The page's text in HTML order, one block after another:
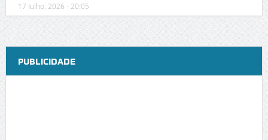
17 Julho, 2026 - 20:05
PUBLICIDADE